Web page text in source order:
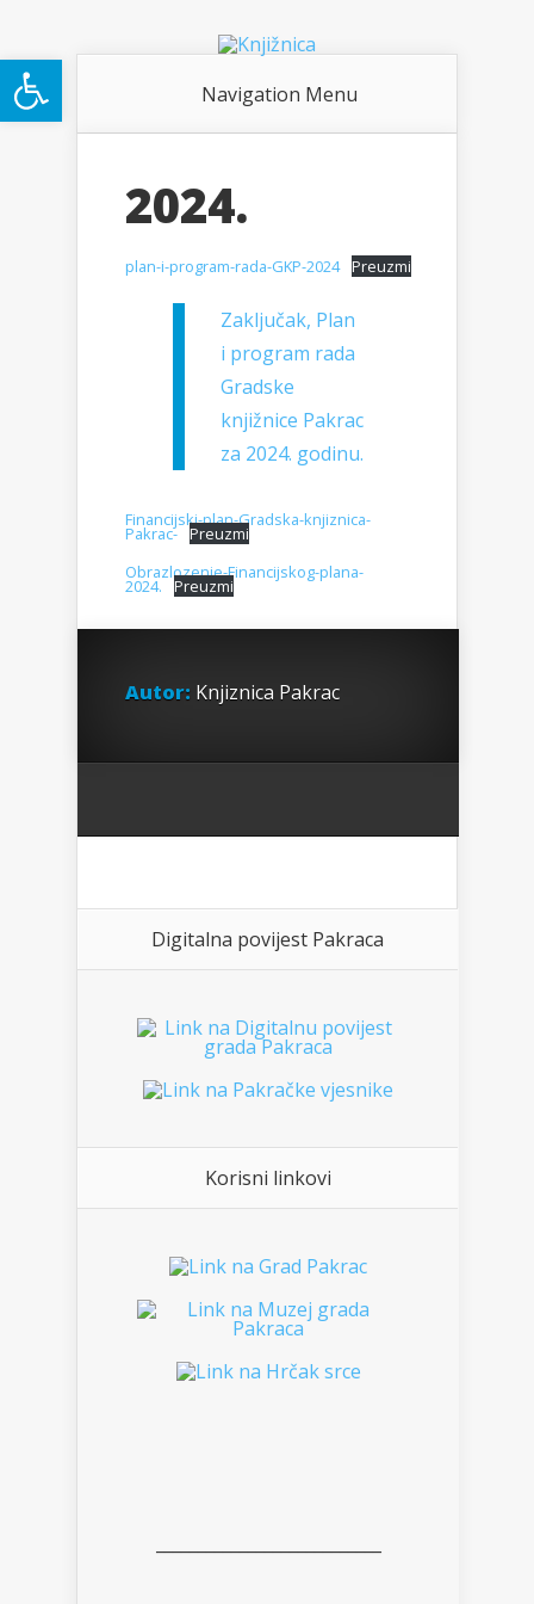
Open toolbar Navigation Menu
2024.
plan-i-program-rada-GKP-2024 Preuzmi
Zaključak, Plan
i program rada
Gradske
knjižnice Pakrac
za 2024. godinu.
Financijski-plan-Gradska-knjiznica-
Pakrac- Preuzmi
Obrazlozenje-Financijskog-plana-
2024. Preuzmi
Autor: Knjiznica Pakrac
Digitalna povijest Pakraca
Korisni linkovi